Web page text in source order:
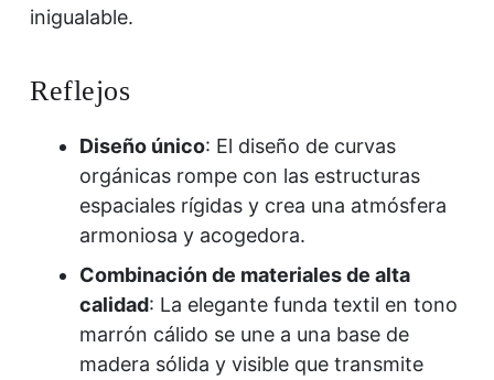
inigualable.
Reflejos
Diseño único: El diseño de curvas
orgánicas rompe con las estructuras
espaciales rígidas y crea una atmósfera
armoniosa y acogedora.
Combinación de materiales de alta
calidad: La elegante funda textil en tono
marrón cálido se une a una base de
madera sólida y visible que transmite